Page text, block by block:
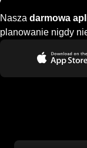
Nasza darmowa
planowanie nigdy